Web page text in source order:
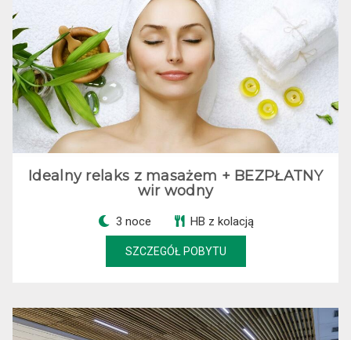
Idealny relaks z masażem + BEZPŁATNY
wir wodny
3 noce HB z kolacją
SZCZEGÓŁ POBYTU